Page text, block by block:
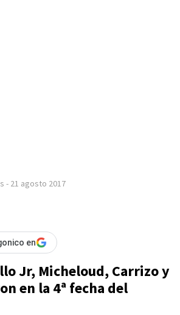
- 21 agosto 2017
en
Jr, Micheloud, Carrizo y
en la 4ª fecha del